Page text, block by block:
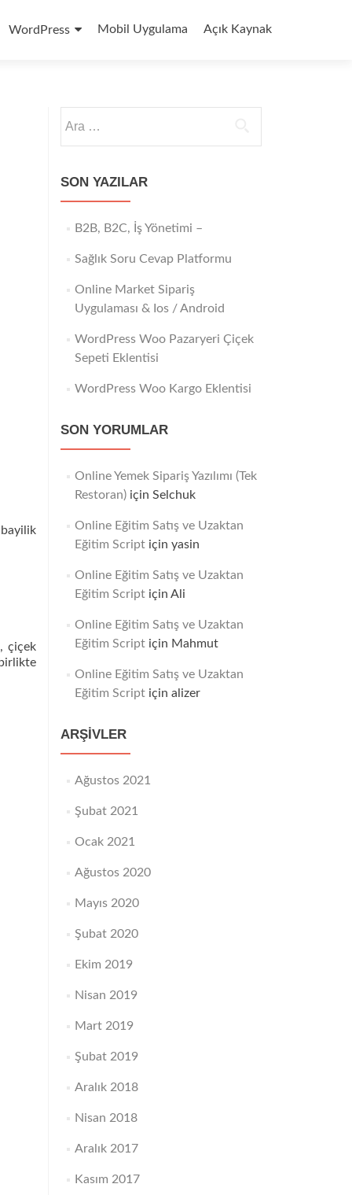
WordPress Mobil Uygulama Açık Kaynak
çiçek
SON YAZILAR
B2B, B2C, İş Yönetimi –
Sağlık Soru Cevap Platformu
Online Market Sipariş
Uygulaması & Ios / Android
WordPress Woo Pazaryeri Çiçek
Sepeti Eklentisi
WordPress Woo Kargo Eklentisi
SON YORUMLAR
Online Yemek Sipariş Yazılımı (Tek
Restoran)için Selchuk
Online Eğitim Satış ve Uzaktan
Eğitim Scriptiçin yasin
Online Eğitim Satış ve Uzaktan
Eğitim Scriptiçin Ali
Online Eğitim Satış ve Uzaktan
Eğitim Scriptiçin Mahmut
Online Eğitim Satış ve Uzaktan
Eğitim Scriptiçin alizer
ARŞIVLER
Ağustos 2021
Şubat 2021
Ocak 2021
Ağustos 2020
Mayıs 2020
Şubat 2020
Ekim 2019
Nisan 2019
Mart 2019
Şubat 2019
Aralık 2018
Nisan 2018
Aralık 2017
Kasım 2017